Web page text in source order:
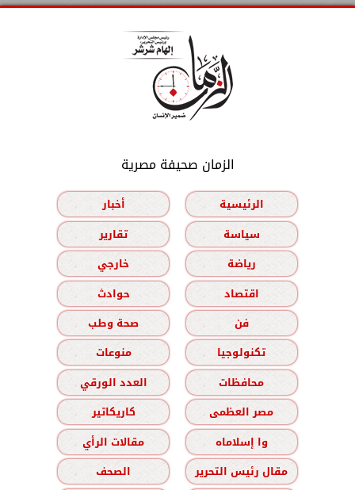
الزمان صحيفة مصرية
الرئيسية
أخبار
سياسة
تقارير
رياضة
خارجي
اقتصاد
حوادث
فن
صحة وطب
تكنولوجيا
منوعات
محافظات
العدد الورقي
مصر العظمى
كاريكاتير
وا إسلاماه
مقالات الرأي
مقال رئيس التحرير
الصحف